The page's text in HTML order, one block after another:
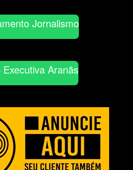
Jornalismo
Executiva Aranãs